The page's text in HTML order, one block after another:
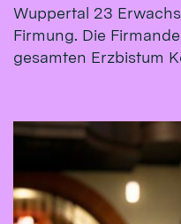
Wuppertal 23
Firmung. Die
gesamten Erzbistum